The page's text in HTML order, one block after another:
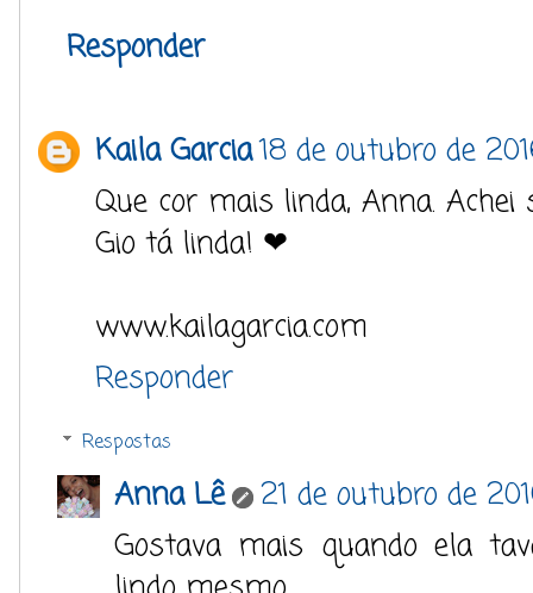
Responder
Kaila Garcia18 de outubro de
Que cor mais linda, Anna.
Gio tá linda! ❤
www.kailagarcia.com
Responder
Respostas
Anna Lê
21 de outubro de
Gostava mais quando ela